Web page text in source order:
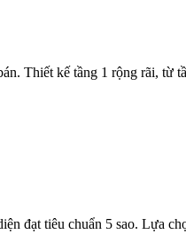
Thiết kế tầng 1 rộng rãi, từ
đạt tiêu chuẩn 5 sao. Lựa